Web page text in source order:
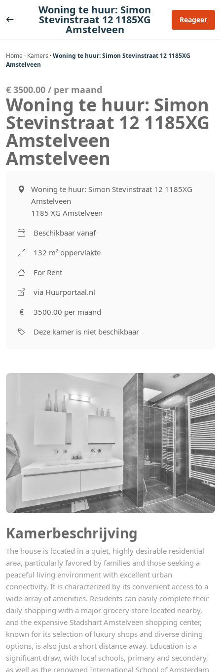
naar
Woning te huur: Simon
Stevinstraat 12 1185XG
Amstelveen
Reageer
Home · Kamers ·Woning te huur: Simon Stevinstraat 12 1185XG
Amstelveen
Kamerbeschrijving
The house is located in a quiet, highly desirable residential
area, particularly favored by families and those seeking a
peaceful living environment with excellent urban
connectivity. It is characterized by its convenient access to a
wide array of amenities. Residents can easily complete their
daily shopping with a major grocery store located nearby,
and the expansive Stadshart Amstelveen shopping center,
known for its selection of luxury shops and diverse dining
options, is also just a short distance away. Education is a
significant draw, with local schools, primary and secondary,
as well as the renowned International School of Amsterdam
€ 3500.00 / per maand
Woning te huur: Simon
Stevinstraat 12 1185XG
Amstelveen
Amstelveen
Woning te huur: Simon Stevinstraat 12 1185XG
Amstelveen
1185 XG Amstelveen
Beschikbaar vanaf
132 m² oppervlakte
For Rent
via Huurportaal.nl
3500.00 per maand
Deze kamer is niet beschikbaar